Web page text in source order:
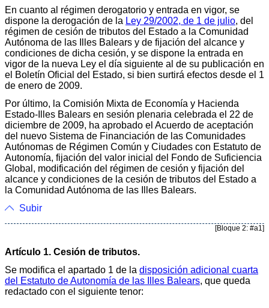
En cuanto al régimen derogatorio y entrada en vigor, se
dispone la derogación de la Ley 29/2002, de 1 de julio, del
régimen de cesión de tributos del Estado a la Comunidad
Autónoma de las Illes Balears y de fijación del alcance y
condiciones de dicha cesión, y se dispone la entrada en
vigor de la nueva Ley el día siguiente al de su publicación en
el Boletín Oficial del Estado, si bien surtirá efectos desde el 1
de enero de 2009.
Por último, la Comisión Mixta de Economía y Hacienda
Estado-Illes Balears en sesión plenaria celebrada el 22 de
diciembre de 2009, ha aprobado el Acuerdo de aceptación
del nuevo Sistema de Financiación de las Comunidades
Autónomas de Régimen Común y Ciudades con Estatuto de
Autonomía, fijación del valor inicial del Fondo de Suficiencia
Global, modificación del régimen de cesión y fijación del
alcance y condiciones de la cesión de tributos del Estado a
la Comunidad Autónoma de las Illes Balears.
Subir
[Bloque 2: #a1]
Artículo 1. Cesión de tributos.
Se modifica el apartado 1 de la disposición adicional cuarta
del Estatuto de Autonomía de las Illes Balears, que queda
redactado con el siguiente tenor: